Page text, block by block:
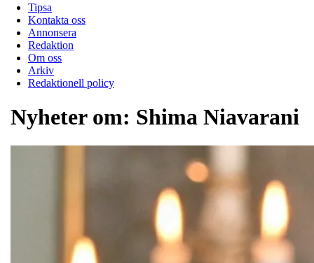
Tipsa
Kontakta oss
Annonsera
Redaktion
Om oss
Arkiv
Redaktionell policy
Nyheter om: Shima Niavarani